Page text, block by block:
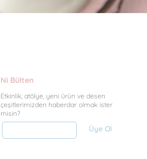
Ni Bülten
Etkinlik, atölye, yeni ürün ve desen
çeşitlerimizden haberdar olmak ister
misin?
Üye Ol